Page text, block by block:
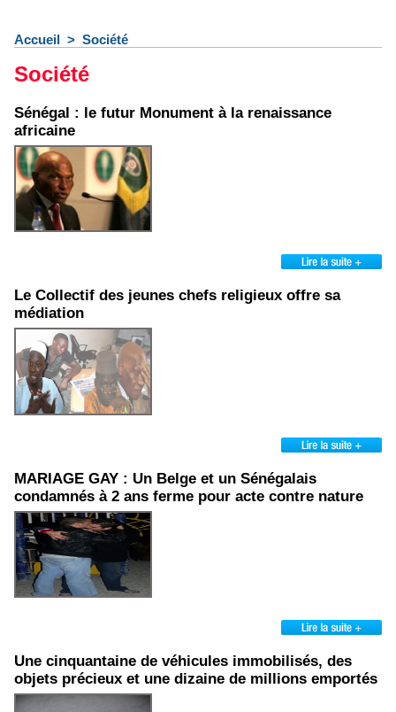
Accueil > Société
Société
Sénégal : le futur Monument à la renaissance
africaine
Le Collectif des jeunes chefs religieux offre sa
médiation
MARIAGE GAY : Un Belge et un Sénégalais
condamnés à 2 ans ferme pour acte contre nature
Une cinquantaine de véhicules immobilisés, des
objets précieux et une dizaine de millions emportés